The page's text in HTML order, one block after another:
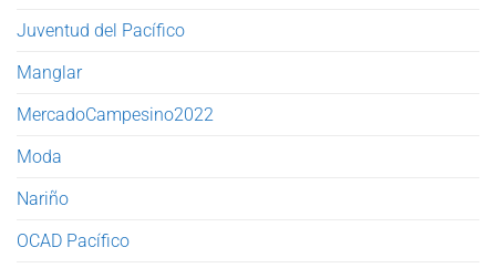
Juventud del Pacífico
Manglar
MercadoCampesino2022
Moda
Nariño
OCAD Pacífico